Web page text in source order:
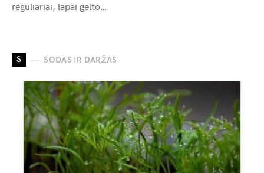
reguliariai, lapai gelto…
S SODAS IR DARŽAS